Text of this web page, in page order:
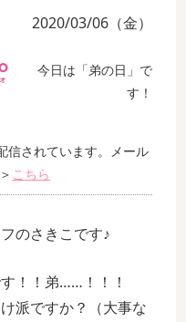
2020/03/06（金）
今日は「弟の日」で
す！
信されています。メール
こちら
のさきこです♪
！！弟……！！！
派ですか？（大事な